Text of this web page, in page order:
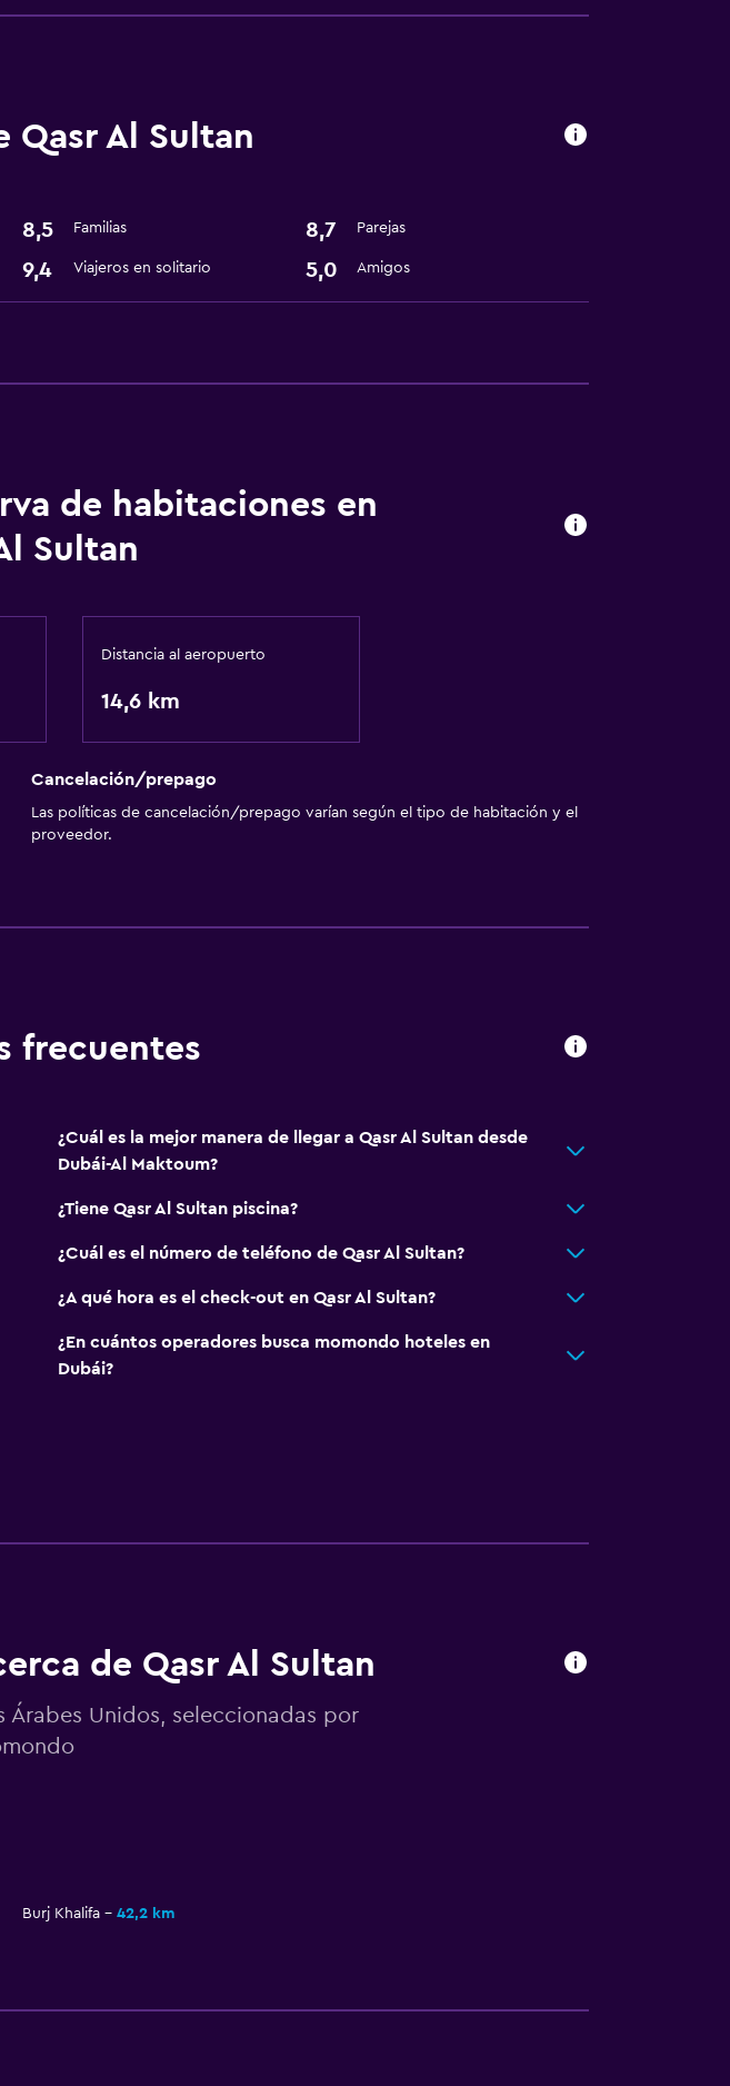
Traslado aeropuerto
Restaurante
Minibar
Tienda de regalos
Qasr Al Sultan
8,5 Familias 8,7 Parejas
9,4 Viajeros en solitario 5,0 Amigos
de habitaciones en
Sultan
Distancia al aeropuerto
14,6 km
Cancelación/prepago
Las políticas de cancelación/prepago varían según el tipo de habitación y el
proveedor.
frecuentes
¿Cuál es la mejor manera de llegar a Qasr Al Sultan desde
Dubái-Al Maktoum?
¿Tiene Qasr Al Sultan piscina?
¿Cuál es el número de teléfono de Qasr Al Sultan?
¿A qué hora es el check-out en Qasr Al Sultan?
¿En cuántos operadores busca momondo hoteles en
Dubái?
de Qasr Al Sultan
Árabes Unidos, seleccionadas por
Burj Khalifa 42,2 km